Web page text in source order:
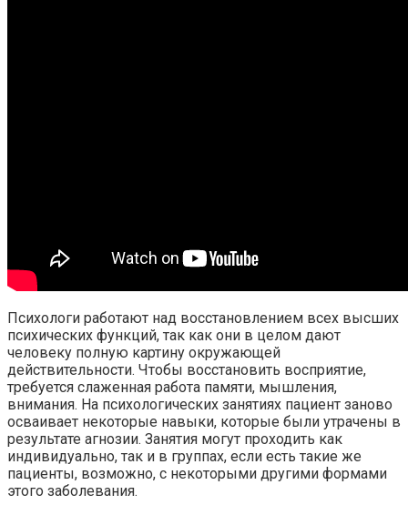
Психологи работают над восстановлением всех высших
психических функций, так как они в целом дают
человеку полную картину окружающей
действительности. Чтобы восстановить восприятие,
требуется слаженная работа памяти, мышления,
внимания. На психологических занятиях пациент заново
осваивает некоторые навыки, которые были утрачены в
результате агнозии. Занятия могут проходить как
индивидуально, так и в группах, если есть такие же
пациенты, возможно, с некоторыми другими формами
этого заболевания.